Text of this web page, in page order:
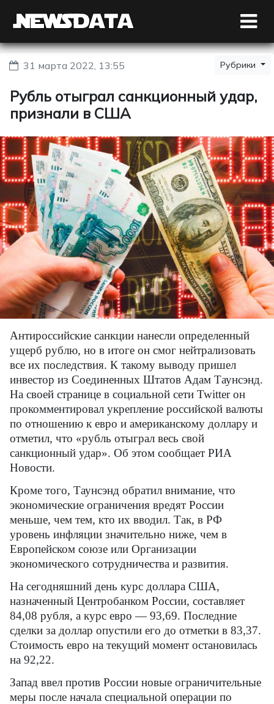
31 марта 2022, 13:55 Рубрики
Рубль отыграл санкционный удар,
признали в США
Антироссийские санкции нанесли определенный
ущерб рублю, но в итоге он смог нейтрализовать
все их последствия. К такому выводу пришел
инвестор из Соединенных Штатов Адам Таунсэнд.
На своей странице в социальной сети Twitterон
прокомментировал укрепление российской валюты
по отношению к евро и американскому доллару и
отметил, что «рубль отыграл весь свой
санкционный удар». Об этом сообщает РИА
Новости.
Кроме того, Таунсэнд обратил внимание, что
экономические ограничения вредят России
меньше, чем тем, кто их вводил. Так, в РФ
уровень инфляции значительно ниже, чем в
Европейском союзе или Организации
экономического сотрудничества и развития.
На сегодняшний день курс доллара США,
назначенный Центробанком России, составляет
84,08 рубля, а курс евро — 93,69. Последние
сделки за доллар опустили его до отметки в 83,37.
Стоимость евро на текущий момент остановилась
на 92,22.
Запад ввел против России новые ограничительные
меры после начала специальной операции по